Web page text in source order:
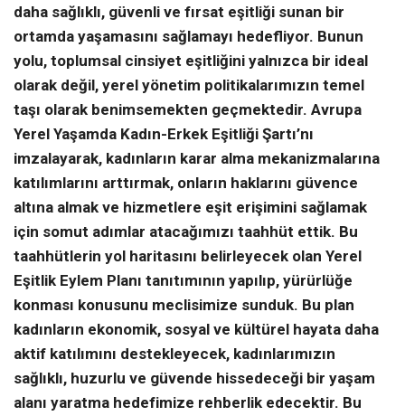
daha sağlıklı, güvenli ve fırsat eşitliği sunan bir
ortamda yaşamasını sağlamayı hedefliyor. Bunun
yolu, toplumsal cinsiyet eşitliğini yalnızca bir ideal
olarak değil, yerel yönetim politikalarımızın temel
taşı olarak benimsemekten geçmektedir. Avrupa
Yerel Yaşamda Kadın-Erkek Eşitliği Şartı’nı
imzalayarak, kadınların karar alma mekanizmalarına
katılımlarını arttırmak, onların haklarını güvence
altına almak ve hizmetlere eşit erişimini sağlamak
için somut adımlar atacağımızı taahhüt ettik. Bu
taahhütlerin yol haritasını belirleyecek olan Yerel
Eşitlik Eylem Planı tanıtımının yapılıp, yürürlüğe
konması konusunu meclisimize sunduk. Bu plan
kadınların ekonomik, sosyal ve kültürel hayata daha
aktif katılımını destekleyecek, kadınlarımızın
sağlıklı, huzurlu ve güvende hissedeceği bir yaşam
alanı yaratma hedefimize rehberlik edecektir. Bu